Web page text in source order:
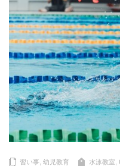
習い事 幼児教育 水泳教室